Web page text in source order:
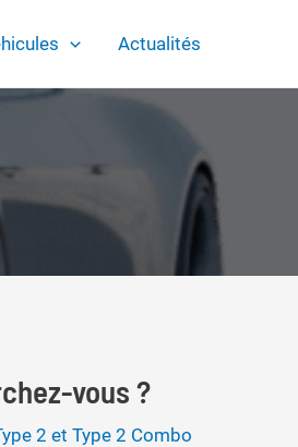
Actualités
vous ?
2 et Type 2 Combo